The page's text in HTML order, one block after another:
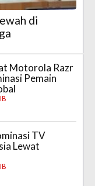
di
Motorola Razr
Pemain
TV
Lewat